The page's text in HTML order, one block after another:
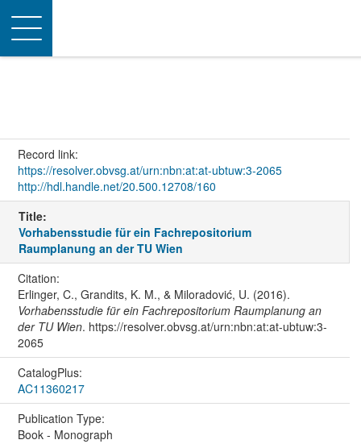
Toggle
navigation
Record link:
https://resolver.obvsg.at/urn:nbn:at:at-ubtuw:3-2065
http://hdl.handle.net/20.500.12708/160
Title:
Vorhabensstudie für ein Fachrepositorium
Raumplanung an der TU Wien
Citation:
Erlinger, C., Grandits, K. M., & Miloradović, U. (2016).
Vorhabensstudie für ein Fachrepositorium Raumplanung an
der TU Wien. https://resolver.obvsg.at/urn:nbn:at:at-ubtuw:3-
2065
CatalogPlus:
AC11360217
Publication Type:
Book - Monograph